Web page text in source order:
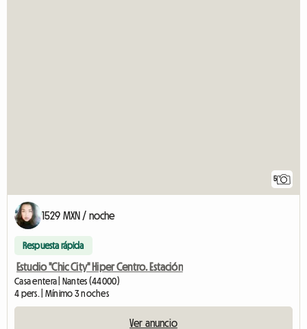
5
1529 MXN / noche
Respuesta rápida
Estudio "Chic City" Hiper Centro. Estación
Casa entera | Nantes (44000)
4 pers. | Mínimo 3 noches
Ver anuncio